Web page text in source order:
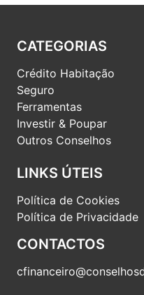
CATEGORIAS
Crédito Habitação
Seguro
Ferramentas
Investir & Poupar
Outros Conselhos
LINKS ÚTEIS
Política de Cookies
Política de Privacidade
CONTACTOS